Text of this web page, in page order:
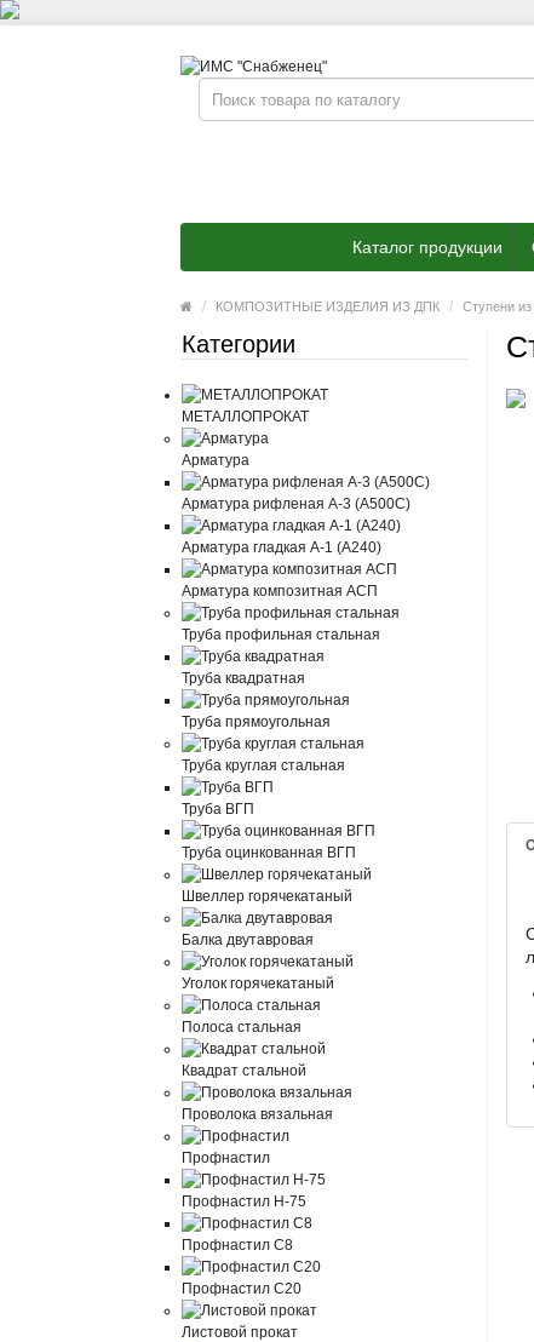
Каталог продукции
КОМПОЗИТНЫЕ ИЗДЕЛИЯ ИЗ ДПК Ступени
Категории
МЕТАЛЛОПРОКАТ
Арматура
Арматура рифленая А-3 (А500С)
Арматура гладкая А-1 (А240)
Арматура композитная АСП
Труба профильная стальная
Труба квадратная
Труба прямоугольная
Труба круглая стальная
Труба ВГП
Труба оцинкованная ВГП
Швеллер горячекатаный
Балка двутавровая
Уголок горячекатаный
Полоса стальная
Квадрат стальной
Проволока вязальная
Профнастил
Профнастил Н-75
Профнастил С8
Профнастил С20
Листовой прокат